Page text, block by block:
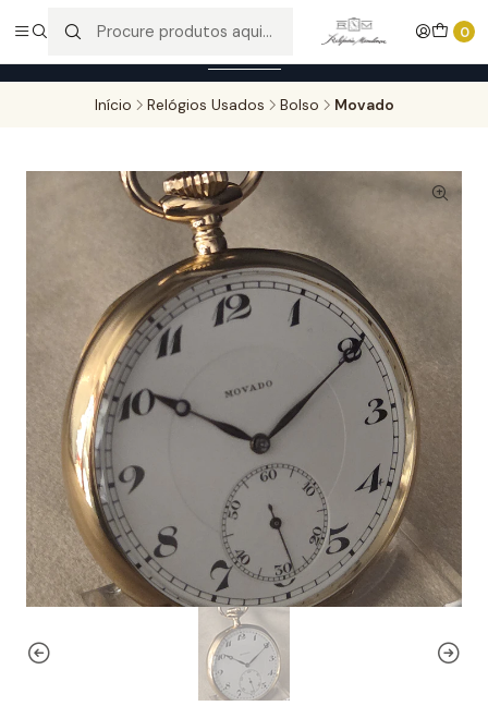
0
Entregas gratuitas para compras superiores a 100,00€ - Todas as
encomendas serão sujeitas a confirmação de stock.
Início Relógios Usados Bolso Movado